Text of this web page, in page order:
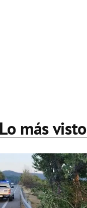
Lo más visto